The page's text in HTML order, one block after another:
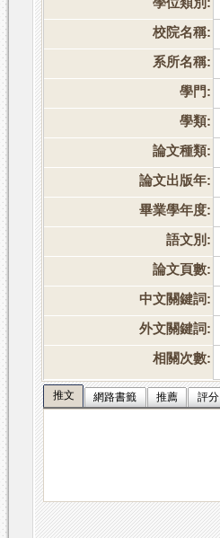
校院名稱:
系所名稱:
學門:
學類:
論文種類:
論文出版年:
畢業學年度:
語文別:
論文頁數:
中文關鍵詞:
外文關鍵詞:
相關次數:
推文 網路書籤 推薦 評分